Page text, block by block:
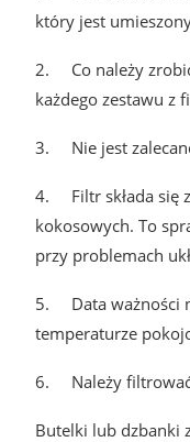
który jest
2. Co należy
każdego zestawu z
3. Nie jest
4. Filtr składa
kokosowych. To
przy problemach
5. Data ważności
temperaturze
6. Należy
Butelki lub dzbanki